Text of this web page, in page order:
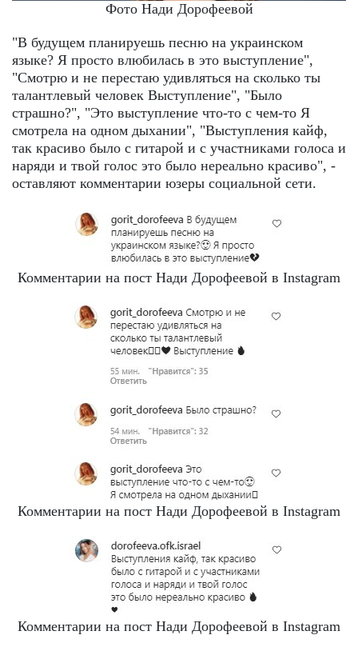
Фото Нади Дорофеевой
"В будущем планируешь песню на украинском
языке? Я просто влюбилась в это выступление",
"Смотрю и не перестаю удивляться на сколько ты
талантлевый человек Выступление", "Было
страшно?", "Это выступление что-то с чем-то Я
смотрела на одном дыхании", "Выступления кайф,
так красиво было с гитарой и с участниками голоса и
наряди и твой голос это было нереально красиво", -
оставляют комментарии юзеры социальной сети.
Комментарии на пост Нади Дорофеевой в Instagram
Комментарии на пост Нади Дорофеевой в Instagram
Комментарии на пост Нади Дорофеевой в Instagram